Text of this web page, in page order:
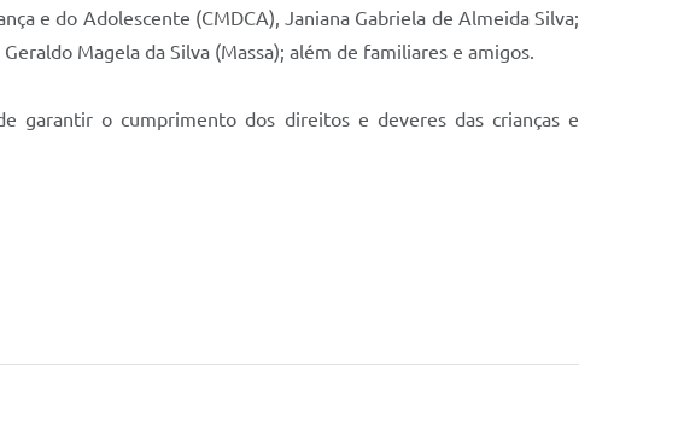
e do Adolescente (CMDCA), Janiana Gabriela de Almeida Silva;
Magela da Silva (Massa); além de familiares e amigos.
garantir o cumprimento dos direitos e deveres das crianças e